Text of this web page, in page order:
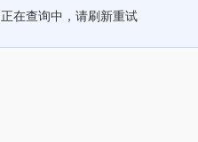
正在查询中，请刷新重试